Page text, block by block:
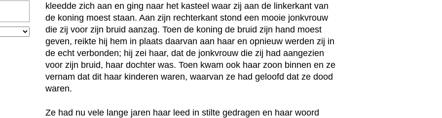
kleedde zich aan en ging naar het kasteel waar zij aan de linkerkant van
de koning moest staan. Aan zijn rechterkant stond een mooie jonkvrouw
die zij voor zijn bruid aanzag. Toen de koning de bruid zijn hand moest
geven, reikte hij hem in plaats daarvan aan haar en opnieuw werden zij in
de echt verbonden; hij zei haar, dat de jonkvrouw die zij had aangezien
voor zijn bruid, haar dochter was. Toen kwam ook haar zoon binnen en ze
vernam dat dit haar kinderen waren, waarvan ze had geloofd dat ze dood
waren.
Ze had nu vele lange jaren haar leed in stilte gedragen en haar woord